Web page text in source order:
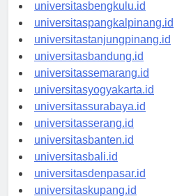
universitasbengkulu.id
universitaspangkalpinang.id
universitastanjungpinang.id
universitasbandung.id
universitassemarang.id
universitasyogyakarta.id
universitassurabaya.id
universitasserang.id
universitasbanten.id
universitasbali.id
universitasdenpasar.id